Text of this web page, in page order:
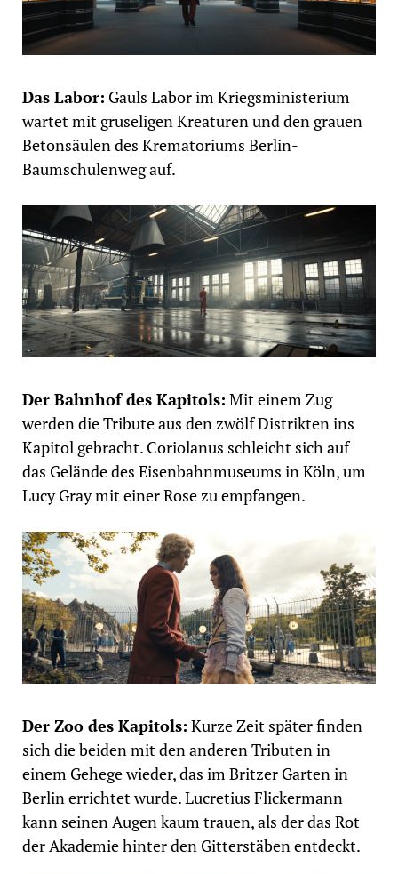
Das Labor: Gauls Labor im Kriegsministerium
wartet mit gruseligen Kreaturen und den grauen
Betonsäulen des Krematoriums Berlin-
Baumschulenweg auf.
Der Bahnhof des Kapitols: Mit einem Zug
werden die Tribute aus den zwölf Distrikten ins
Kapitol gebracht. Coriolanus schleicht sich auf
das Gelände des Eisenbahnmuseums in Köln, um
Lucy Gray mit einer Rose zu empfangen.
Der Zoo des Kapitols: Kurze Zeit später finden
sich die beiden mit den anderen Tributen in
einem Gehege wieder, das im Britzer Garten in
Berlin errichtet wurde. Lucretius Flickermann
kann seinen Augen kaum trauen, als der das Rot
der Akademie hinter den Gitterstäben entdeckt.